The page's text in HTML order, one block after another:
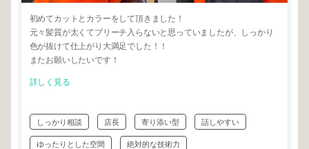
初めてカットとカラーをして頂きました！
元々髪質が太くてブリーチ入らないと思っていましたが、しっかり
色が抜けて仕上がり大満足でした！！
またお願いしたいです！
詳しく見る
しっかり相談 店長 寄り添い型 話しやすい
ゆったりとした空間 絶対的な技術力